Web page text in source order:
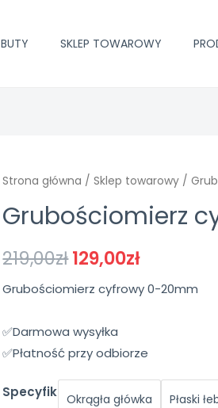
BUTY SKLEP TOWAROWY
Strona główna /Sklep towarowy /
Grubościomierz
219,00zł129,00zł
Grubościomierz cyfrowy 0-20mm
✅Darmowa wysyłka
✅Płatność przy odbiorze
SpecyfikacjaOkrągła główka Płaski